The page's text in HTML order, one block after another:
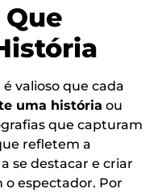
valioso que cada
uma história ou
que capturam
refletem a
se destacar e criar
o espectador. Por